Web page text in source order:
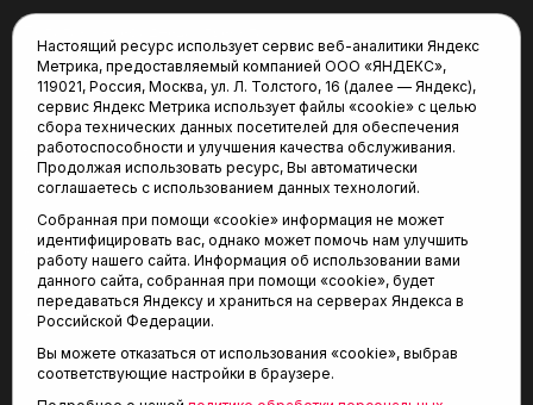
Редакция:
625035, Тюмень, пр. Геологоразведчиков, 28А
(3452) 68-22-28
tum-arena@mail.ru
Отдел продаж:
(3452) 68-89-78
kotovaev@sibinformburo.ru
Настоящий ресурс использует сервис веб-аналитики Яндекс
Метрика, предоставляемый компанией ООО «ЯНДЕКС»,
119021, Россия, Москва, ул. Л. Толстого, 16 (далее — Яндекс),
сервис Яндекс Метрика использует файлы «cookie» с целью
сбора технических данных посетителей для обеспечения
работоспособности и улучшения качества обслуживания.
Продолжая использовать ресурс, Вы автоматически
соглашаетесь с использованием данных технологий.
Собранная при помощи «cookie» информация не может
идентифицировать вас, однако может помочь нам улучшить
работу нашего сайта. Информация об использовании вами
данного сайта, собранная при помощи «cookie», будет
передаваться Яндексу и храниться на серверах Яндекса в
Российской Федерации.
Вы можете отказаться от использования «cookie», выбрав
соответствующие настройки в браузере.